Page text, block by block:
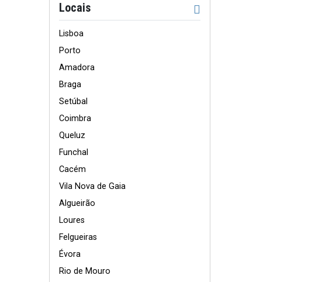
Locais
Lisboa
Porto
Amadora
Braga
Setúbal
Coimbra
Queluz
Funchal
Cacém
Vila Nova de Gaia
Algueirão
Loures
Felgueiras
Évora
Rio de Mouro